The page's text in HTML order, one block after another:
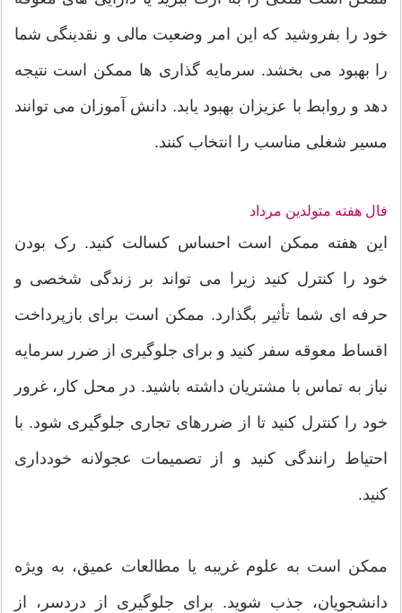
خود را بفروشید که این امر وضعیت مالی و نقدینگی شما
را بهبود می بخشد. سرمایه گذاری ها ممکن است نتیجه
دهد و روابط با عزیزان بهبود یابد. دانش آموزان می توانند
مسیر شغلی مناسب را انتخاب کنند.
فال هفته متولدین مرداد
این هفته ممکن است احساس کسالت کنید. رک بودن
خود را کنترل کنید زیرا می تواند بر زندگی شخصی و
حرفه ای شما تأثیر بگذارد. ممکن است برای بازپرداخت
اقساط معوقه سفر کنید و برای جلوگیری از ضرر سرمایه
نیاز به تماس با مشتریان داشته باشید. در محل کار، غرور
خود را کنترل کنید تا از ضررهای تجاری جلوگیری شود. با
احتیاط رانندگی کنید و از تصمیمات عجولانه خودداری
کنید.
ممکن است به علوم غریبه یا مطالعات عمیق، به ویژه
دانشجویان، جذب شوید. برای جلوگیری از دردسر، از